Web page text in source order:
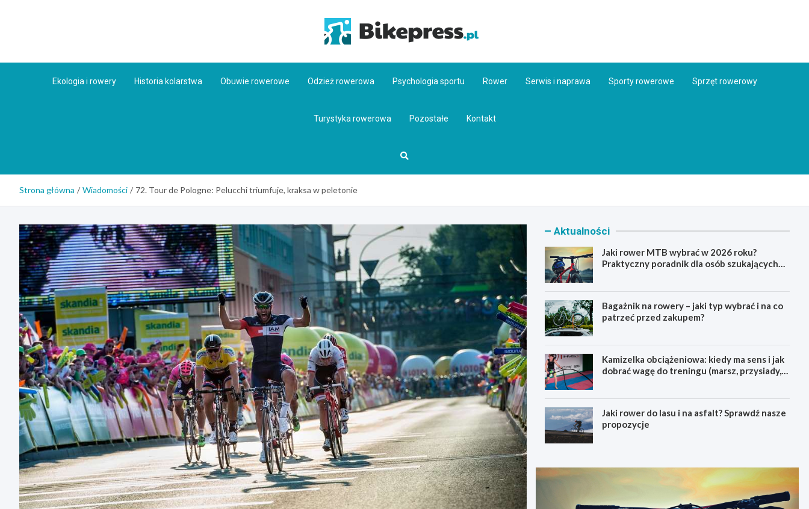
Ekologia i rowery Historia kolarstwa Obuwie rowerowe Odzież rowerowa Psychologia sportu Rower Serwis i naprawa Sporty rowerowe Sprzęt rowerowy
Turystyka rowerowa Pozostałe Kontakt
Strona główna Wiadomości 72. Tour de Pologne: Pelucchi triumfuje, kraksa w peletonie
Aktualności
Jaki rower MTB wybrać w 2026 roku?
Praktyczny poradnik dla osób szukających
Bagażnik na rowery – jaki typ wybrać i na co
patrzeć przed zakupem?
Kamizelka obciążeniowa: kiedy ma sens i jak
dobrać wagę do treningu (marsz, przysiady,
Jaki rower do lasu i na asfalt? Sprawdź nasze
propozycje